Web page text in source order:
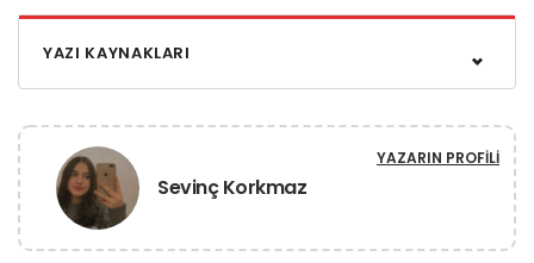
YAZI KAYNAKLARI
Sevinç Korkmaz
YAZARIN PROFILI